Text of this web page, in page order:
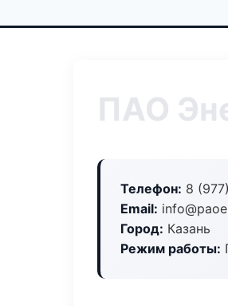
ПАО
Телефон: 8
Email:
Город: Казань
Режим работы: